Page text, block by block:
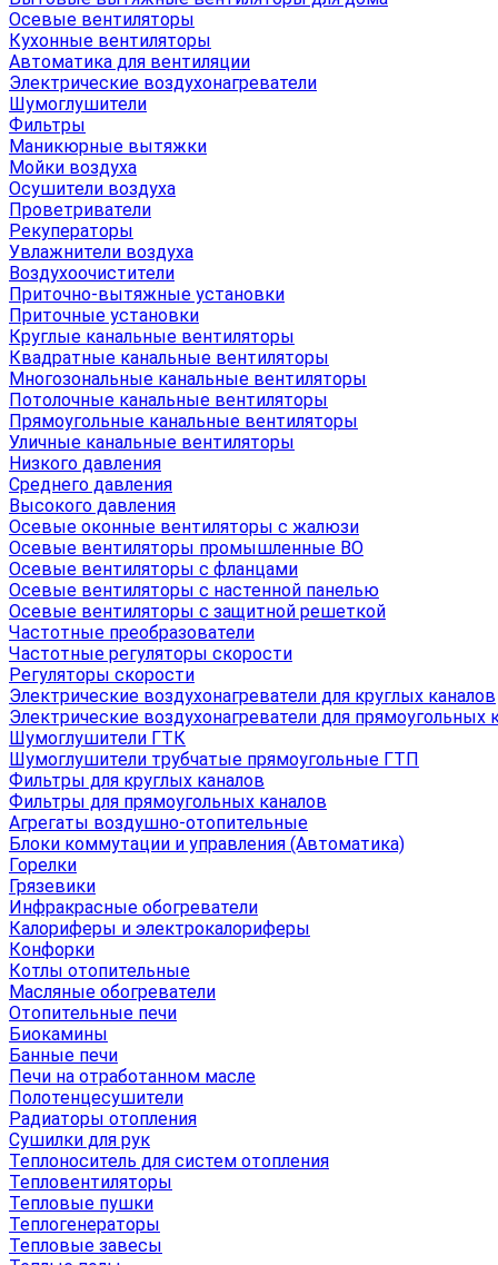
Осевые вентиляторы
Кухонные вентиляторы
Автоматика для вентиляции
Электрические воздухонагреватели
Шумоглушители
Фильтры
Маникюрные вытяжки
Мойки воздуха
Осушители воздуха
Проветриватели
Рекуператоры
Увлажнители воздуха
Воздухоочистители
Приточно-вытяжные установки
Приточные установки
Круглые канальные вентиляторы
Квадратные канальные вентиляторы
Многозональные канальные вентиляторы
Потолочные канальные вентиляторы
Прямоугольные канальные вентиляторы
Уличные канальные вентиляторы
Низкого давления
Среднего давления
Высокого давления
Осевые оконные вентиляторы с жалюзи
Осевые вентиляторы промышленные ВО
Осевые вентиляторы с фланцами
Осевые вентиляторы с настенной панелью
Осевые вентиляторы с защитной решеткой
Частотные преобразователи
Частотные регуляторы скорости
Регуляторы скорости
Электрические воздухонагреватели для круглых каналов
Электрические воздухонагреватели для прямоугольных
Шумоглушители ГТК
Шумоглушители трубчатые прямоугольные ГТП
Фильтры для круглых каналов
Фильтры для прямоугольных каналов
Агрегаты воздушно-отопительные
Блоки коммутации и управления (Автоматика)
Горелки
Грязевики
Инфракрасные обогреватели
Калориферы и электрокалориферы
Конфорки
Котлы отопительные
Масляные обогреватели
Отопительные печи
Биокамины
Банные печи
Печи на отработанном масле
Полотенцесушители
Радиаторы отопления
Сушилки для рук
Теплоноситель для систем отопления
Тепловентиляторы
Тепловые пушки
Теплогенераторы
Тепловые завесы